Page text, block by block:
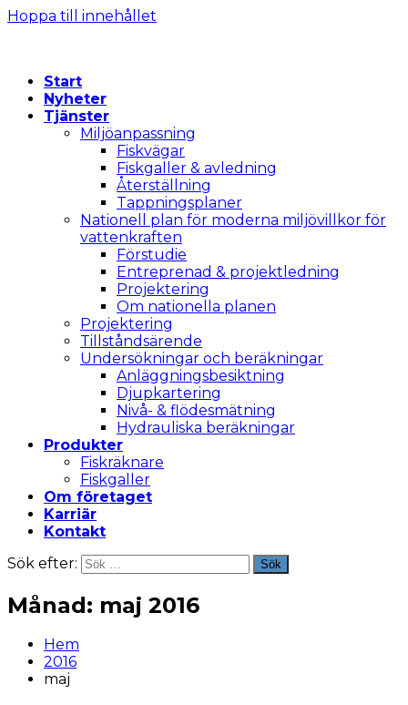
Hoppa till innehållet
Start
Nyheter
Tjänster
Miljöanpassning
Fiskvägar
Fiskgaller & avledning
Återställning
Tappningsplaner
Nationell plan för moderna miljövillkor för
vattenkraften
Förstudie
Entreprenad & projektledning
Projektering
Om nationella planen
Projektering
Tillståndsärende
Undersökningar och beräkningar
Anläggningsbesiktning
Djupkartering
Nivå- & flödesmätning
Hydrauliska beräkningar
Produkter
Fiskräknare
Fiskgaller
Om företaget
Karriär
Kontakt
Sök efter:
Sök
Månad: maj 2016
Hem
2016
maj